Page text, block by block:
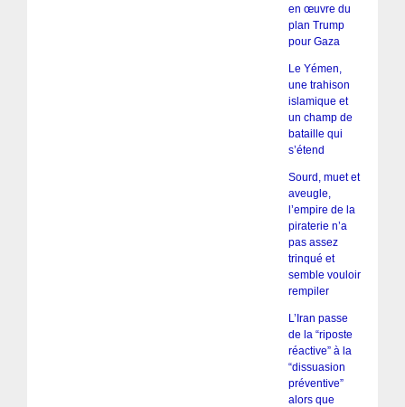
en œuvre du
plan Trump
pour Gaza
Le Yémen,
une trahison
islamique et
un champ de
bataille qui
s’étend
Sourd, muet et
aveugle,
l’empire de la
piraterie n’a
pas assez
trinqué et
semble vouloir
rempiler
L’Iran passe
de la “riposte
réactive” à la
“dissuasion
préventive”
alors que